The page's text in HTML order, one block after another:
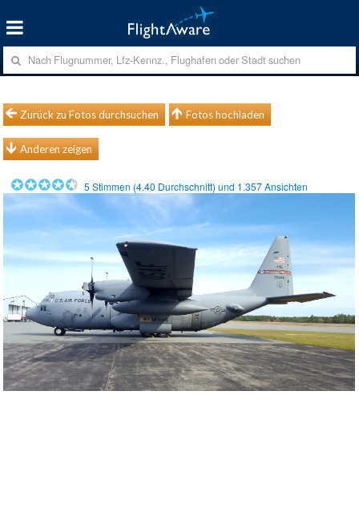
Zurück zu Fotos durchsuchen Fotos hochladen
Anderen zeigen
5 Stimmen (4.40 Durchschnitt) und 1.357Ansichten